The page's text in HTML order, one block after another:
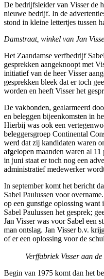
De bedrijfsleider van Visser de
nieuwe bedrijf. In de
stond in kleine lettertjes tussen
Damstraat, winkel van Jan
Het Zaandamse verfbedrijf
gesprekken aangeknoopt met
initiatief van de heer Visser
gesprekken bleek dat er toch
worden en heeft Visser het
De vakbonden, gealarmeerd
en beleggen bijeenkomsten in
Hierbij was ook een
beleggersgroep Continental
werd dat zij kandidaten waren
afgelopen maanden waren al
in juni staat er toch nog een
administratief medewerker
In september komt het bericht
Sabel Paulussen voor
op een gunstige oplossing want
Sabel Paulussen het gesprek;
Jan Visser was voor Sabel een
man ontslag. Jan Visser b.v.
of er een oplossing
Verffabriek Visser aan
Begin van 1975 komt dan het